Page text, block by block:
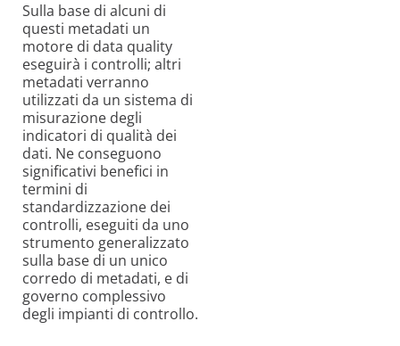
Sulla base di alcuni di
questi metadati un
motore di data quality
eseguirà i controlli; altri
metadati verranno
utilizzati da un sistema di
misurazione degli
indicatori di qualità dei
dati. Ne conseguono
significativi benefici in
termini di
standardizzazione dei
controlli, eseguiti da uno
strumento generalizzato
sulla base di un unico
corredo di metadati, e di
governo complessivo
degli impianti di controllo.